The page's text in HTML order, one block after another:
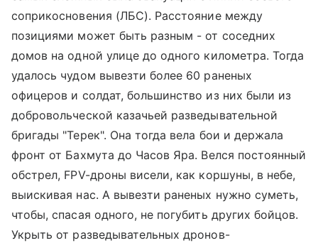
соприкосновения (ЛБС). Расстояние между
позициями может быть разным - от соседних
домов на одной улице до одного километра. Тогда
удалось чудом вывезти более 60 раненых
офицеров и солдат, большинство из них были из
добровольческой казачьей разведывательной
бригады "Терек". Она тогда вела бои и держала
фронт от Бахмута до Часов Яра. Велся постоянный
обстрел, FPV-дроны висели, как коршуны, в небе,
выискивая нас. А вывезти раненых нужно суметь,
чтобы, спасая одного, не погубить других бойцов.
Укрыть от разведывательных дронов-